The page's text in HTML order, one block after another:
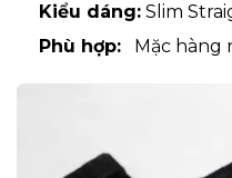
Kiểu dáng: Slim
Phù hợp: Mặc hàng